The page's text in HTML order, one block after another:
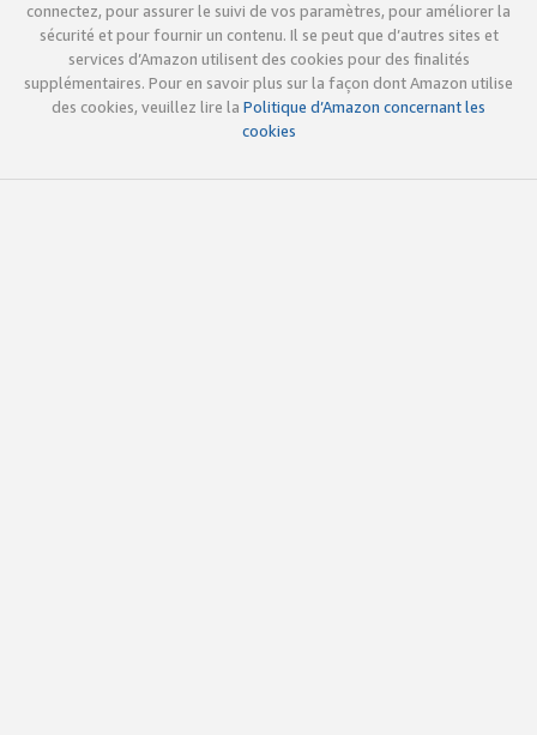
connectez, pour assurer le suivi de vos paramètres, pour améliorer la
sécurité et pour fournir un contenu. Il se peut que d’autres sites et
services d’Amazon utilisent des cookies pour des finalités
supplémentaires. Pour en savoir plus sur la façon dont Amazon utilise
des cookies, veuillez lire la Politique d’Amazon concernant les
cookies